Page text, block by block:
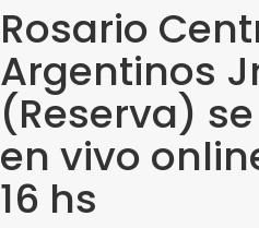
Rosario
Argentinos
(Reserva)
en vivo
16 hs